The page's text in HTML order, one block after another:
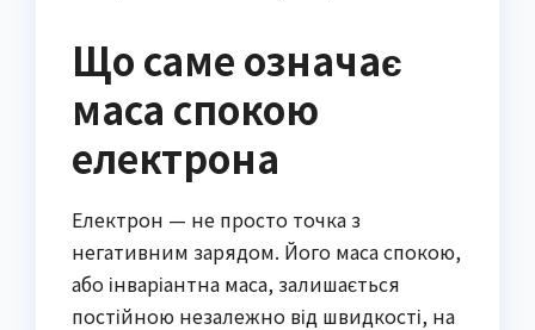
Що саме означає
маса спокою
електрона
Електрон — не просто точка з
негативним зарядом. Його маса спокою,
або інваріантна маса, залишається
постійною незалежно від швидкості, на